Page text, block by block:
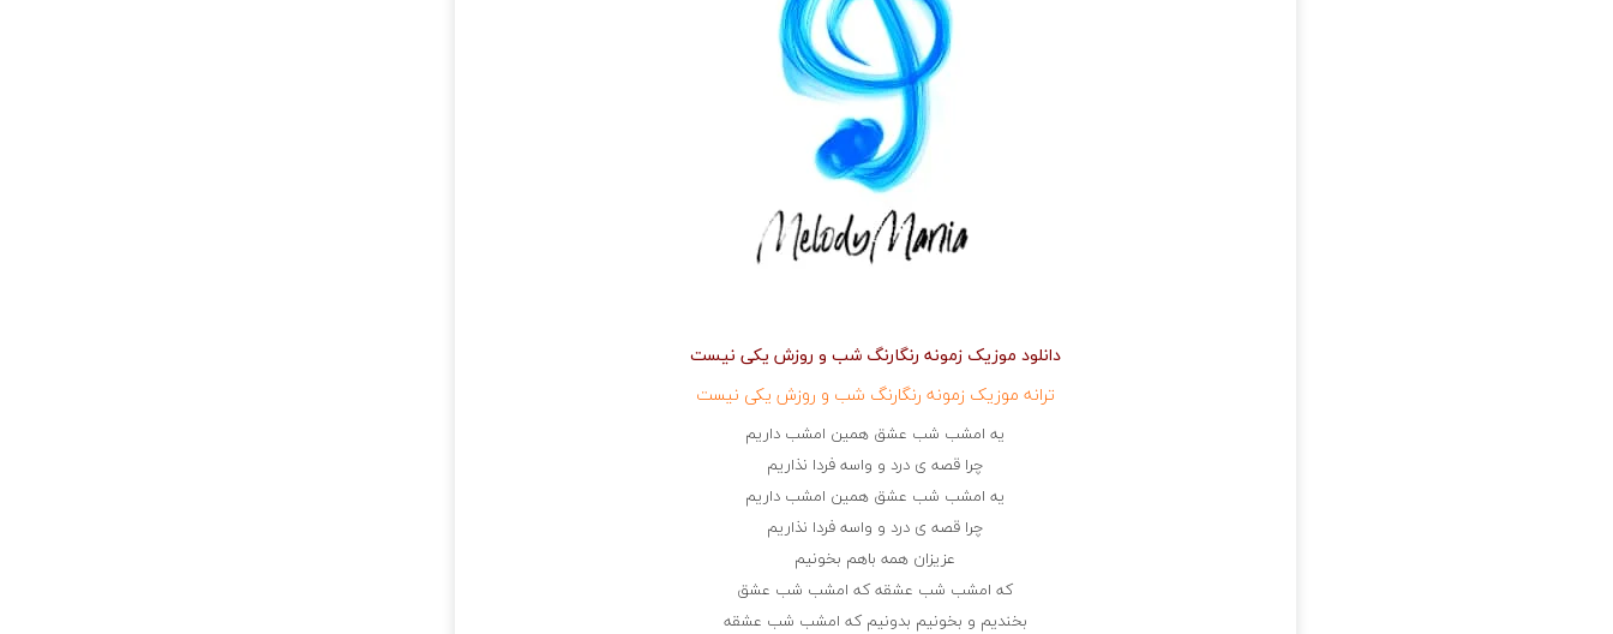
دانلود موزیک زمونه رنگارنگ شب و روزش یکی نیست
ترانه موزیک زمونه رنگارنگ شب و روزش یکی نیست
یه امشب شب عشق همین امشب داریم
چرا قصه ی درد و واسه فردا نذاریم
یه امشب شب عشق همین امشب داریم
چرا قصه ی درد و واسه فردا نذاریم
عزیزان همه باهم بخونیم
که امشب شب عشقه که امشب شب عشق
بخندیم و بخونیم بدونیم که امشب شب عشقه